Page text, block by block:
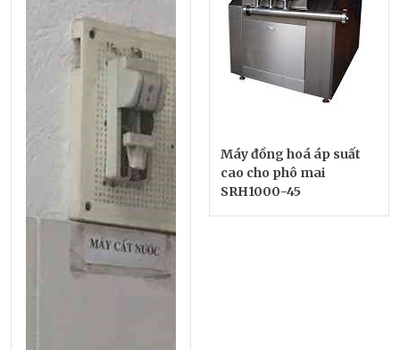
Máy đồng hoá áp suất
cao cho phô mai
SRH1000-45